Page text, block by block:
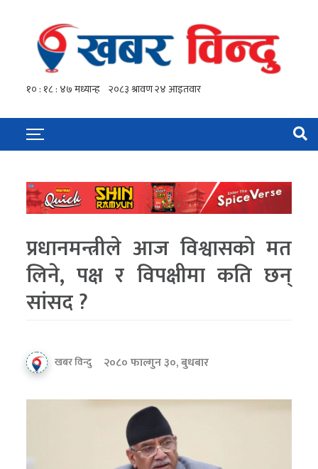
प्रधानमन्त्रीले आज विश्वासको मत
लिने, पक्ष र विपक्षीमा कति छन्
सांसद ?
खबर विन्दु २०८० फाल्गुन ३०, बुधबार